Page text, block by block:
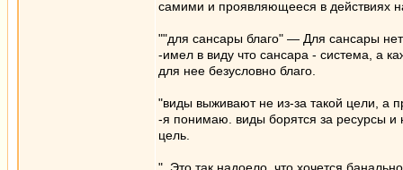
самими и проявляющееся в действиях
""для сансары благо" — Для сансары
-имел в виду что сансара - система, а
для нее безусловно благо.
"виды выживают не из-за такой цели, а
-я понимаю. виды борятся за ресурсы и
цель.